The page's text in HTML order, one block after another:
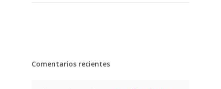
Comentarios recientes